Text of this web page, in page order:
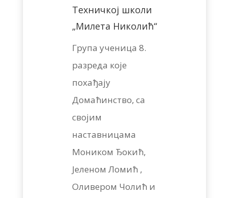
Техничкој школи
„Милета Николић“
Група ученица 8.
разреда које
похађају
Домаћинство, са
својим
наставницама
Моником Ђокић,
Јеленом Ломић ,
Оливером Чолић и